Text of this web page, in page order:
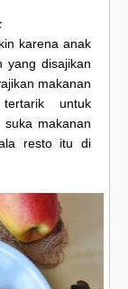
karena anak
yang disajikan
makanan
untuk
makanan
resto itu di